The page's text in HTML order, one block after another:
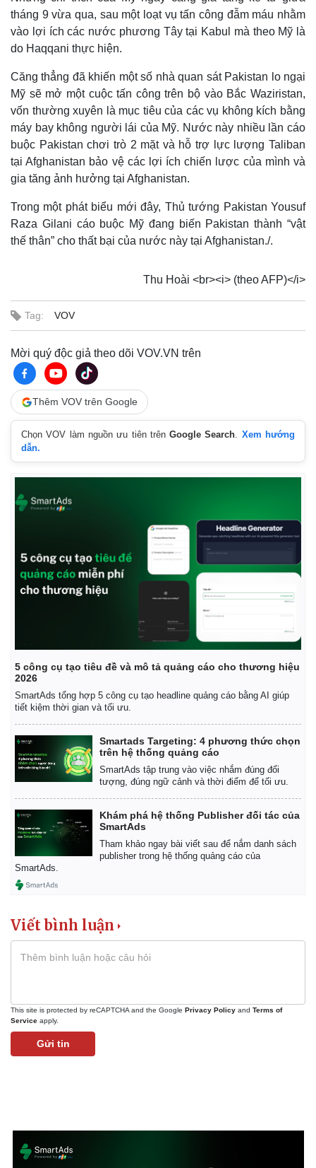
Thế giới
Quan sát
Cuộc sống đó đây
Hồ sơ
Multimedia
Video
E-Magazine
Infographic
Kinh tế
Bất động sản
Giá cà phê
tháng 9 vừa qua, sau một loạt vụ tấn công đẫm máu nhằm
vào lợi ích các nước phương Tây tại Kabul mà theo Mỹ là
do Haqqani thực hiện.
Căng thẳng đã khiến một số nhà quan sát Pakistan lo ngại
Mỹ sẽ mở một cuộc tấn công trên bộ vào Bắc Waziristan,
vốn thường xuyên là mục tiêu của các vụ không kích bằng
máy bay không người lái của Mỹ. Nước này nhiều lần cáo
buộc Pakistan chơi trò 2 mặt và hỗ trợ lực lượng Taliban
tại Afghanistan bảo vệ các lợi ích chiến lược của mình và
gia tăng ảnh hưởng tại Afghanistan.
Trong một phát biểu mới đây, Thủ tướng Pakistan Yousuf
Raza Gilani cáo buộc Mỹ đang biến Pakistan thành “vật
thế thân” cho thất bại của nước này tại Afghanistan./.
Thu Hoài <br><i> (theo AFP)</i>
Tag: VOV
Mời quý độc giả theo dõi VOV.VN trên
Thêm VOV trên Google
Chọn VOV làm nguồn ưu tiên trênGoogle Search. Xem hướng
dẫn.
5 công cụ tạo tiêu đề và mô tả quảng cáo cho thương hiệu
2026
SmartAds tổng hợp 5 công cụ tạo headline quảng cáo bằng AI giúp
tiết kiệm thời gian và tối ưu.
Smartads Targeting: 4 phương thức chọn
trên hệ thống quảng cáo
SmartAds tập trung vào việc nhắm đúng đối
tượng, đúng ngữ cảnh và thời điểm để tối ưu.
Khám phá hệ thống Publisher đối tác của
SmartAds
Tham khảo ngay bài viết sau để nắm danh sách
publisher trong hệ thống quảng cáo của
SmartAds.
Viết bình luận
This site is protected by reCAPTCHA and the Google Privacy Policy and Terms of
Service apply.
Gửi tin